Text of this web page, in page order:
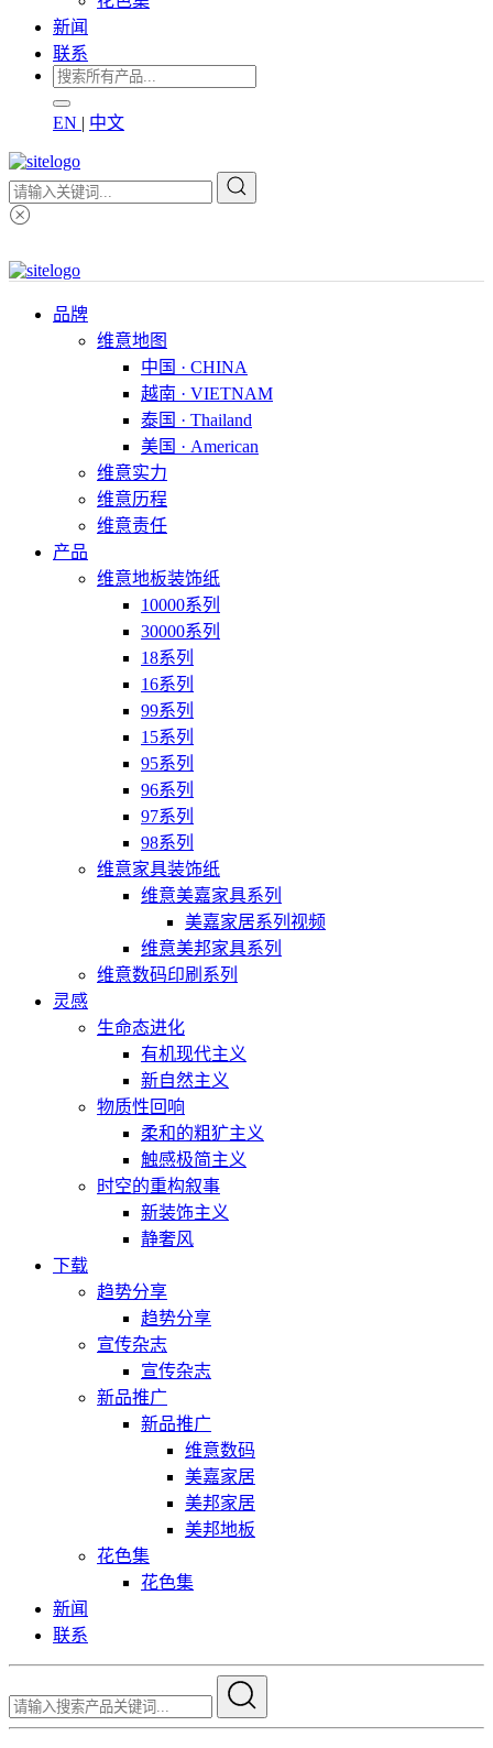
新闻
联系
EN | 中文
品牌
维意地图
中国 · CHINA
越南 · VIETNAM
泰国 · Thailand
美国 · American
维意实力
维意历程
维意责任
产品
维意地板装饰纸
10000系列
30000系列
18系列
16系列
99系列
15系列
95系列
96系列
97系列
98系列
维意家具装饰纸
维意美嘉家具系列
美嘉家居系列视频
维意美邦家具系列
维意数码印刷系列
灵感
生命态进化
有机现代主义
新自然主义
物质性回响
柔和的粗犷主义
触感极简主义
时空的重构叙事
新装饰主义
静奢风
下载
趋势分享
趋势分享
宣传杂志
宣传杂志
新品推广
新品推广
维意数码
美嘉家居
美邦家居
美邦地板
花色集
花色集
新闻
联系